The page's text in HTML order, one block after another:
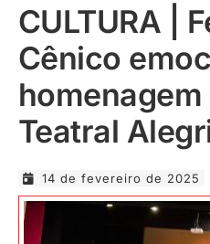
PUBLICAÇÕES
DOCUMENTOS
GALERIAS
EVENTOS
CULTURA |
Cênico
homenagem
Teatral
14 de fevereiro de 2025